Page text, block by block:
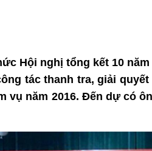
Hội nghị tổng kết 10
tác thanh tra, giải quyết
vụ năm 2016. Đến dự có